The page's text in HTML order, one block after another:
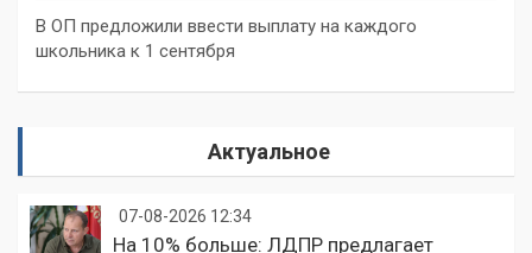
В ОП предложили ввести выплату на каждого
школьника к 1 сентября
Актуальное
07-08-2026 12:34
На 10% больше: ЛДПР предлагает